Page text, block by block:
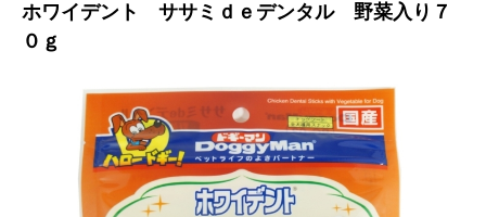
ホワイデント ササミｄｅデンタル 野菜入り７
０ｇ